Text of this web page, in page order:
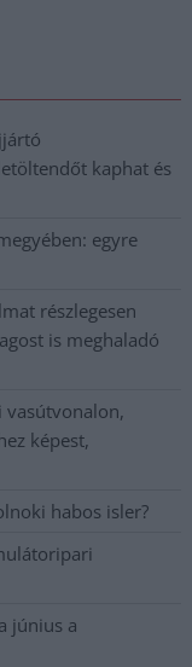
kaphat és
egyre
részlegesen
is meghaladó
vasútvonalon,
képest,
habos isler?
június a